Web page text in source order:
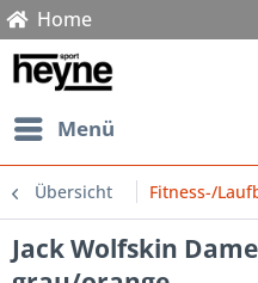
Home
Menü
Übersicht Fitness-/
Jack Wolfskin